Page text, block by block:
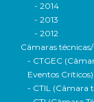
- 2014
- 2013
- 2012
Câmaras
- CTGEC
Eventos Críticos)
- CTIL (Câmara